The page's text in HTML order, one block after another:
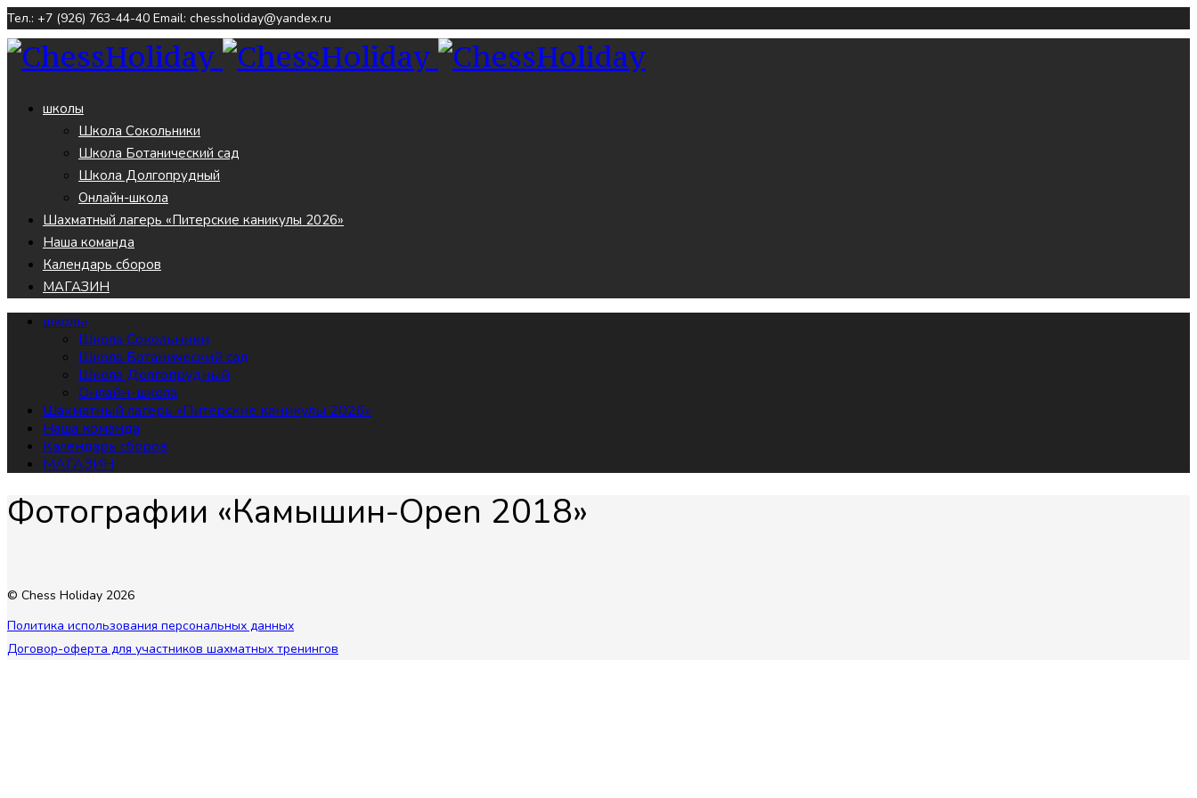
Тел.: +7 (926) 763-44-40 Email: chessholiday@yandex.ru
школы
Школа Сокольники
Школа Ботанический сад
Школа Долгопрудный
Онлайн-школа
Шахматный лагерь «Питерские каникулы 2026»
Наша команда
Календарь сборов
МАГАЗИН
школы
Школа Сокольники
Школа Ботанический сад
Школа Долгопрудный
Онлайн-школа
Шахматный лагерь «Питерские каникулы 2026»
Наша команда
Календарь сборов
МАГАЗИН
Фотографии «Камышин-Open 2018»
© Chess Holiday 2026
Политика использования персональных данных
Договор-оферта для участников шахматных тренингов